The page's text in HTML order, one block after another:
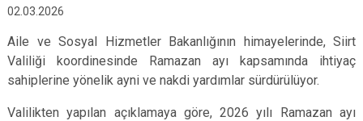
02.03.2026
Aile ve Sosyal Hizmetler Bakanlığının himayelerinde, Siirt
Valiliği koordinesinde Ramazan ayı kapsamında ihtiyaç
sahiplerine yönelik ayni ve nakdi yardımlar sürdürülüyor.
Valilikten yapılan açıklamaya göre, 2026 yılı Ramazan ayı